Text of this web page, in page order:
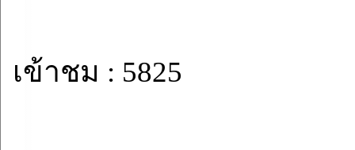
เข้าชม : 5825